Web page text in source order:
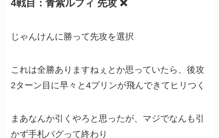
4戦目：青紫ルフィ 先攻 ❌
じゃんけんに勝って先攻を選択
これは全勝ありますねぇとか思っていたら、後攻
2ターン目に早々と4プリンが飛んできてヒリつく
まあなんか引くやろと思ったが、マジでなんも引
かず手札バグって終わり